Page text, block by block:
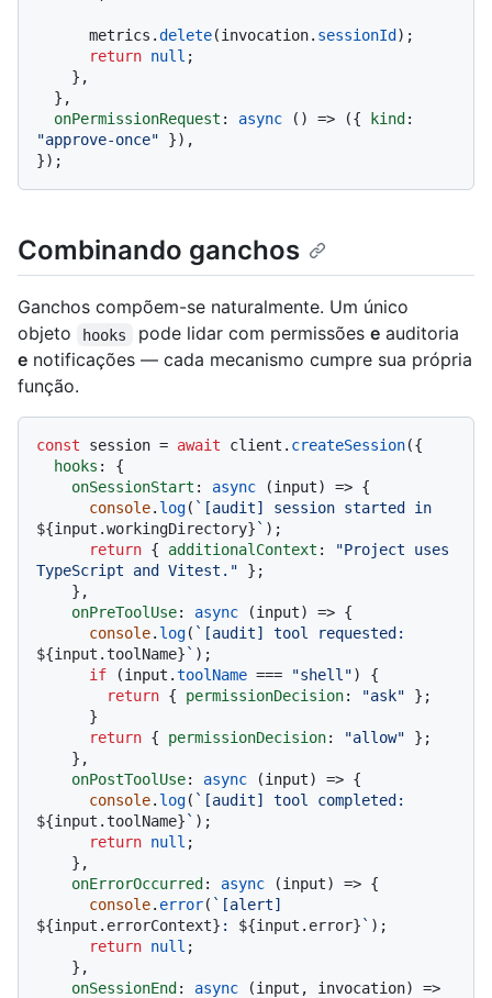
      metrics.
delete(invocation. sessionId );
return null ;
onPermissionRequest : async () => ({ kind
"approve-once" }),
Combinando ganchos
Ganchos compõem-se naturalmente. Um único
objeto
hooks pode lidar com permissões eauditoria
e notificações — cada mecanismo cumpre sua própria
função.
const session = await client. createSession({
hooks : {
onSessionStart : async (input) => {
console. log(
${input.workingDirectory} ` );
return { additionalContext :
"Project uses
TypeScript and Vitest." };
onPreToolUse: async (input) => {
console. log(
${input.toolName} ` );
if (input.toolName === "shell") {
return { permissionDecision: "ask" };
return { permissionDecision: "allow" };
onPostToolUse: async (input) => {
console. log(
${input.toolName} ` );
return null ;
onErrorOccurred : async (input) => {
console. error(
${input.errorContext} : ${input.error} ` );
return null ;
onSessionEnd : async (input, invocation) =>